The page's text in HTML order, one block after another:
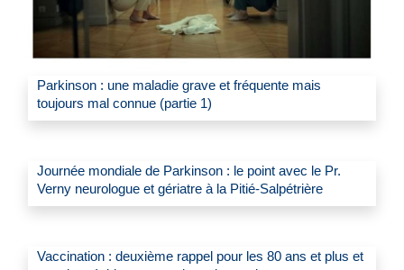
Parkinson : une maladie grave et fréquente mais
toujours mal connue (partie 1)
Journée mondiale de Parkinson : le point avec le Pr.
Verny neurologue et gériatre à la Pitié-Salpétrière
Vaccination : deuxième rappel pour les 80 ans et plus et